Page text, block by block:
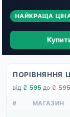
НАЙКРАЩА
ПОРІВНЯННЯ
від ₴ 595·до ₴ 595
# МАГАЗИН